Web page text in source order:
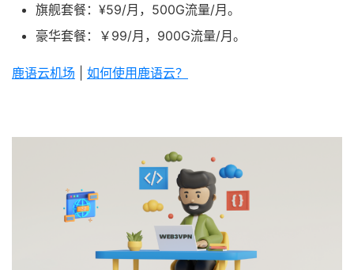
旗舰套餐：¥59/月，500G流量/月。
豪华套餐：￥99/月，900G流量/月。
鹿语云机场 如何使用鹿语云？